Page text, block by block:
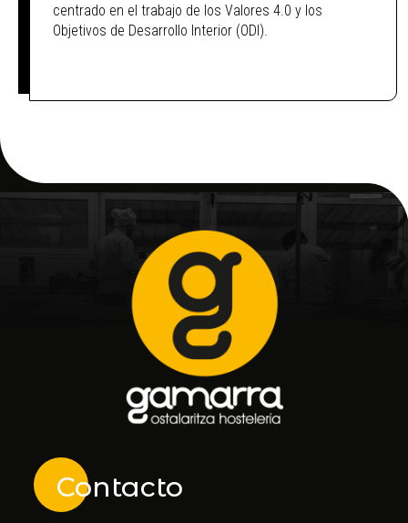
centrado en el trabajo de los Valores 4.0 y los
Objetivos de Desarrollo Interior (ODI).
Contacto